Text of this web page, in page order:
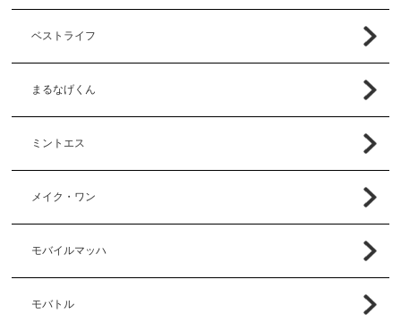
ベストライフ
まるなげくん
ミントエス
メイク・ワン
モバイルマッハ
モバトル